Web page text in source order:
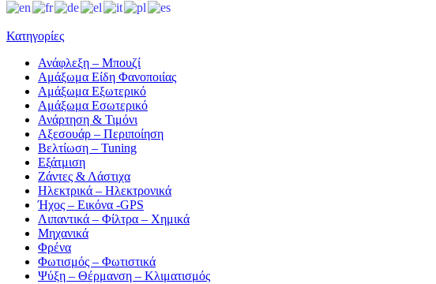
Κατηγορίες
Ανάφλεξη – Μπουζί
Αμάξωμα Είδη Φανοποιίας
Αμάξωμα Εξωτερικό
Αμάξωμα Εσωτερικό
Ανάρτηση & Τιμόνι
Αξεσουάρ – Περιποίηση
Βελτίωση – Tuning
Εξάτμιση
Ζάντες & Λάστιχα
Ηλεκτρικά – Ηλεκτρονικά
Ήχος – Εικόνα -GPS
Λιπαντικά – Φίλτρα – Χημικά
Μηχανικά
Φρένα
Φωτισμός – Φωτιστικά
Ψύξη – Θέρμανση – Κλιματισμός